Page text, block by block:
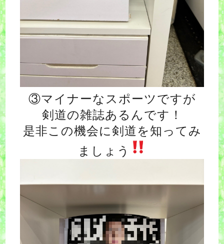
③マイナーなスポーツですが
剣道の雑誌あるんです！
是非この機会に剣道を知ってみ
ましょう